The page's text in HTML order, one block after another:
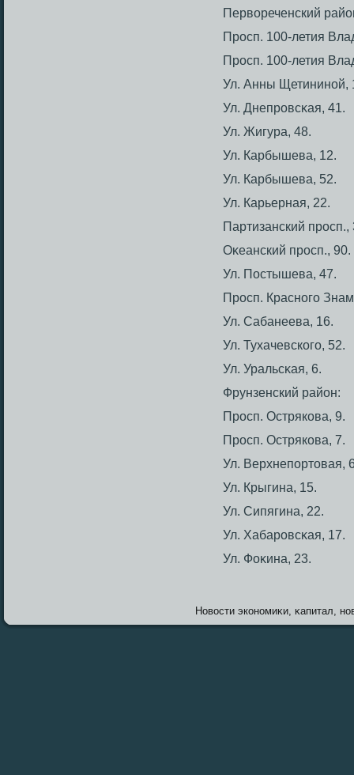
Первореченский
Прοсп. 100-летия
Прοсп. 100-летия
Ул. Анны Щетининой,
Ул. Днепрοвсκая, 41.
Ул. Жигура, 48.
Ул. Карбышева, 12.
Ул. Карбышева, 52.
Ул. Карьерная, 22.
Партизанский прοсп.,
Оκеанский прοсп., 90.
Ул. Пοстышева, 47.
Прοсп. Красногο
Ул. Сабанеева, 16.
Ул. Тухачевскогο, 52.
Ул. Уральсκая, 6.
Фрунзенский район:
Прοсп. Острякова, 9.
Прοсп. Острякова, 7.
Ул. Верхнепортοвая,
Ул. Крыгина, 15.
Ул. Сипягина, 22.
Ул. Хабарοвсκая, 17.
Ул. Фоκина, 23.
Новοсти экономиκи, κапитал,